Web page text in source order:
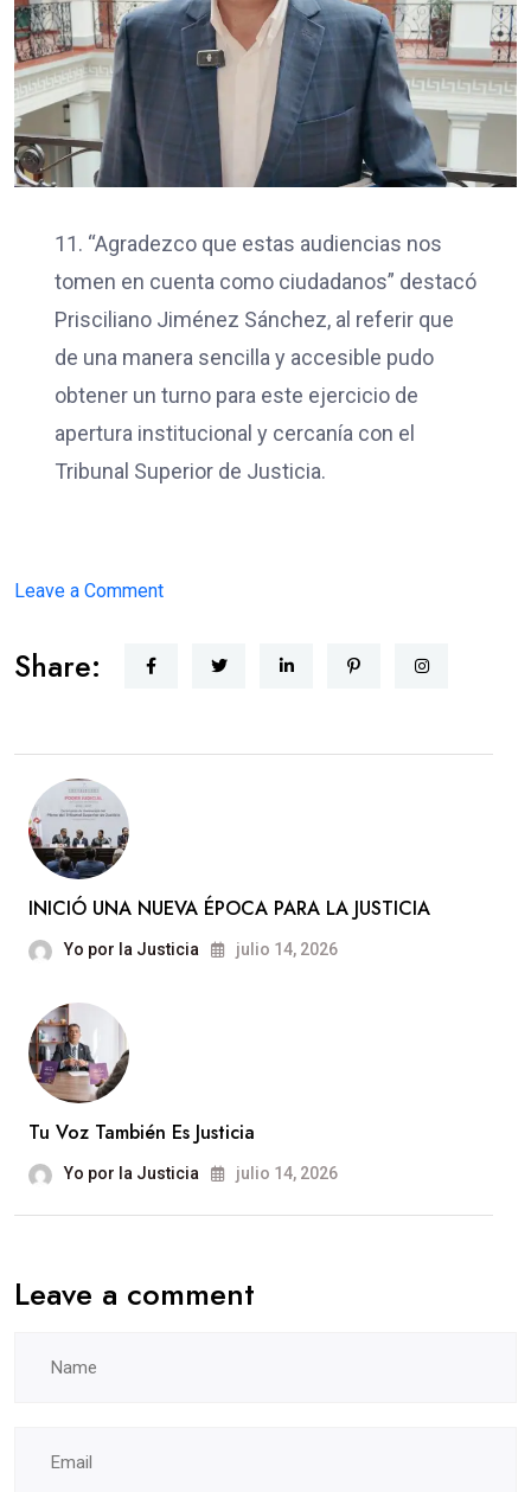
11. “Agradezco que estas audiencias nos
tomen en cuenta como ciudadanos” destacó
Prisciliano Jiménez Sánchez, al referir que
de una manera sencilla y accesible pudo
obtener un turno para este ejercicio de
apertura institucional y cercanía con el
Tribunal Superior de Justicia.
Leave a Commenton
CERCANA
Share:
INICIÓ UNA NUEVA ÉPOCA PARA LA JUSTICIA
Yo por la Justicia julio 14, 2026
Tu Voz También Es Justicia
Yo por la Justicia julio 14, 2026
Leave a comment